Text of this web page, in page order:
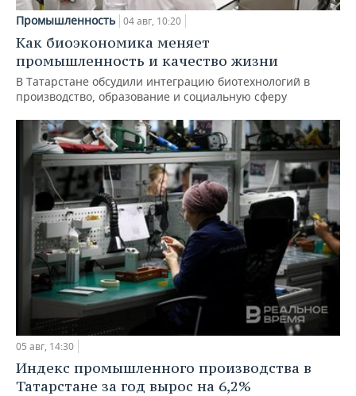
Промышленность 04 авг, 10:20
Как биоэкономика меняет
промышленность и качество жизни
В Татарстане обсудили интеграцию биотехнологий в
производство, образование и социальную сферу
05 авг, 14:30
Индекс промышленного производства в
Татарстане за год вырос на 6,2%